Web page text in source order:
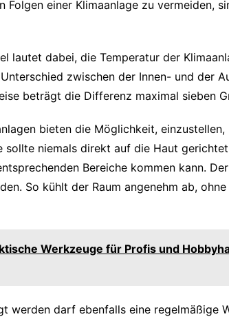
Folgen einer Klimaanlage zu vermeiden,
lautet dabei, die Temperatur der
zwischen der Innen- und der
beträgt die Differenz maximal sieben
bieten die Möglichkeit,
sollte niemals direkt auf die Haut
Bereiche kommen kann.
So kühlt der Raum angenehm ab,
Werkzeuge für Profis und
werden darf ebenfalls eine regelmäßige